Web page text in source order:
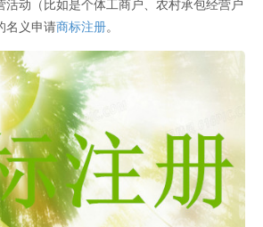
活动（比如是个体工商户、农村承包经营户
名义申请商标注册。